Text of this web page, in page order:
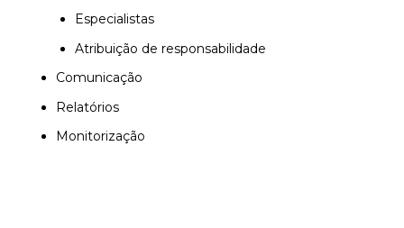
Especialistas
Atribuição de responsabilidade
Comunicação
Relatórios
Monitorização